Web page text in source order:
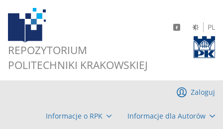
REPOZYTORIUM
POLITECHNIKI KRAKOWSKIEJ
PL
Informacje o RPK Informacje dla Autorów
Zaloguj